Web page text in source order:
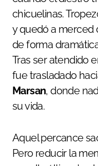
chicuelinas.
y quedó a merced
de forma
Tras ser atendido
fue trasladado
Marsan, donde
su vida.
Aquel percance
Pero reducir la